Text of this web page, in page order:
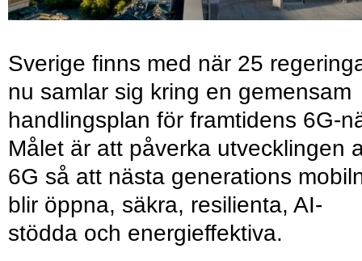
Sverige finns med när 25
nu samlar sig kring en gemensam
handlingsplan för framtidens 6G-
Målet är att påverka utvecklingen
6G så att nästa generations
blir öppna, säkra, resilienta, AI-
stödda och energieffektiva.